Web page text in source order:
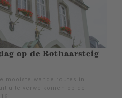
op de Rothaarsteig
mooiste wandelroutes in
u te verwelkomen op de